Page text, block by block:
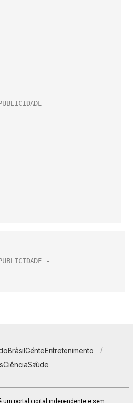
BrasilGenteEntretenimento
CiênciaSaúde
é um portal digital independente e sem